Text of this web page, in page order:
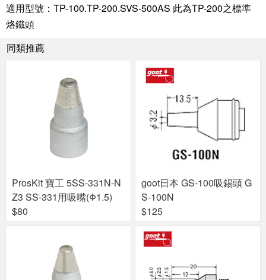
適用型號：TP-100.TP-200.SVS-500AS 此為TP-200之標準
烙鐵頭
同類推薦
ProsKit 寶工 5SS-331N-N
Z3 SS-331用吸嘴(Φ1.5)
$80
goot日本 GS-100吸錫頭 G
S-100N
$125